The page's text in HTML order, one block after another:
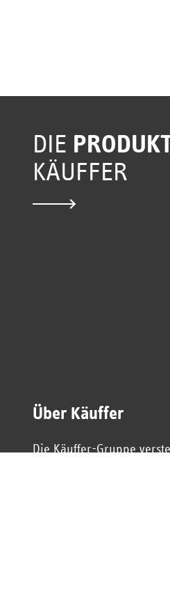
DIE
KÄUFFER
Über Käuffer
Die Käuffer-Gruppe